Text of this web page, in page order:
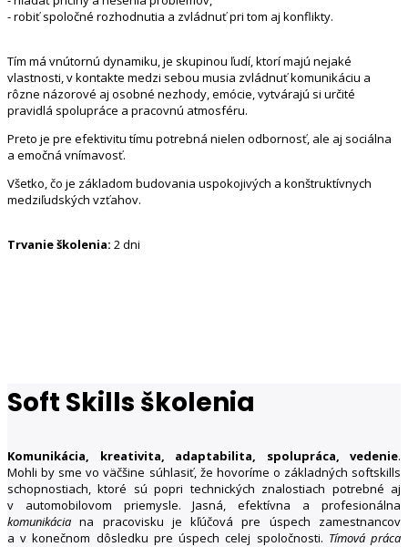
- robiť spoločné rozhodnutia a zvládnuť pri tom aj konflikty.
Tím má vnútornú dynamiku, je skupinou ľudí, ktorí majú nejaké
vlastnosti, v kontakte medzi sebou musia zvládnuť komunikáciu a
rôzne názorové aj osobné nezhody, emócie, vytvárajú si určité
pravidlá spolupráce a pracovnú atmosféru.
Preto je pre efektivitu tímu potrebná nielen odbornosť, ale aj sociálna
a emočná vnímavosť.
Všetko, čo je základom budovania uspokojivých a konštruktívnych
medziľudských vzťahov.
Trvanie školenia: 2 dni
Soft Skills školenia
Komunikácia, kreativita, adaptabilita, spolupráca, vedenie.
Mohli by sme vo väčšine súhlasiť, že hovoríme o základných softskills
schopnostiach, ktoré sú popri technických znalostiach potrebné aj
v automobilovom priemysle. Jasná, efektívna a profesionálna
komunikácia na pracovisku je kľúčová pre úspech zamestnancov
a v konečnom dôsledku pre úspech celej spoločnosti. Tímová práca